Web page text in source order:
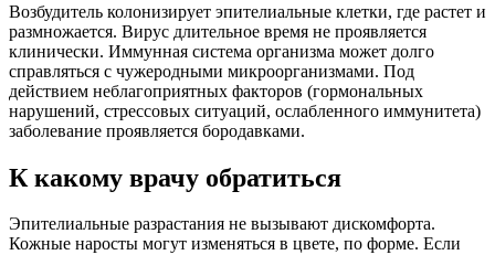
Возбудитель колонизирует эпителиальные клетки, где растет и
размножается. Вирус длительное время не проявляется
клинически. Иммунная система организма может долго
справляться с чужеродными микроорганизмами. Под
действием неблагоприятных факторов (гормональных
нарушений, стрессовых ситуаций, ослабленного иммунитета)
заболевание проявляется бородавками.
К какому врачу обратиться
Эпителиальные разрастания не вызывают дискомфорта.
Кожные наросты могут изменяться в цвете, по форме. Если